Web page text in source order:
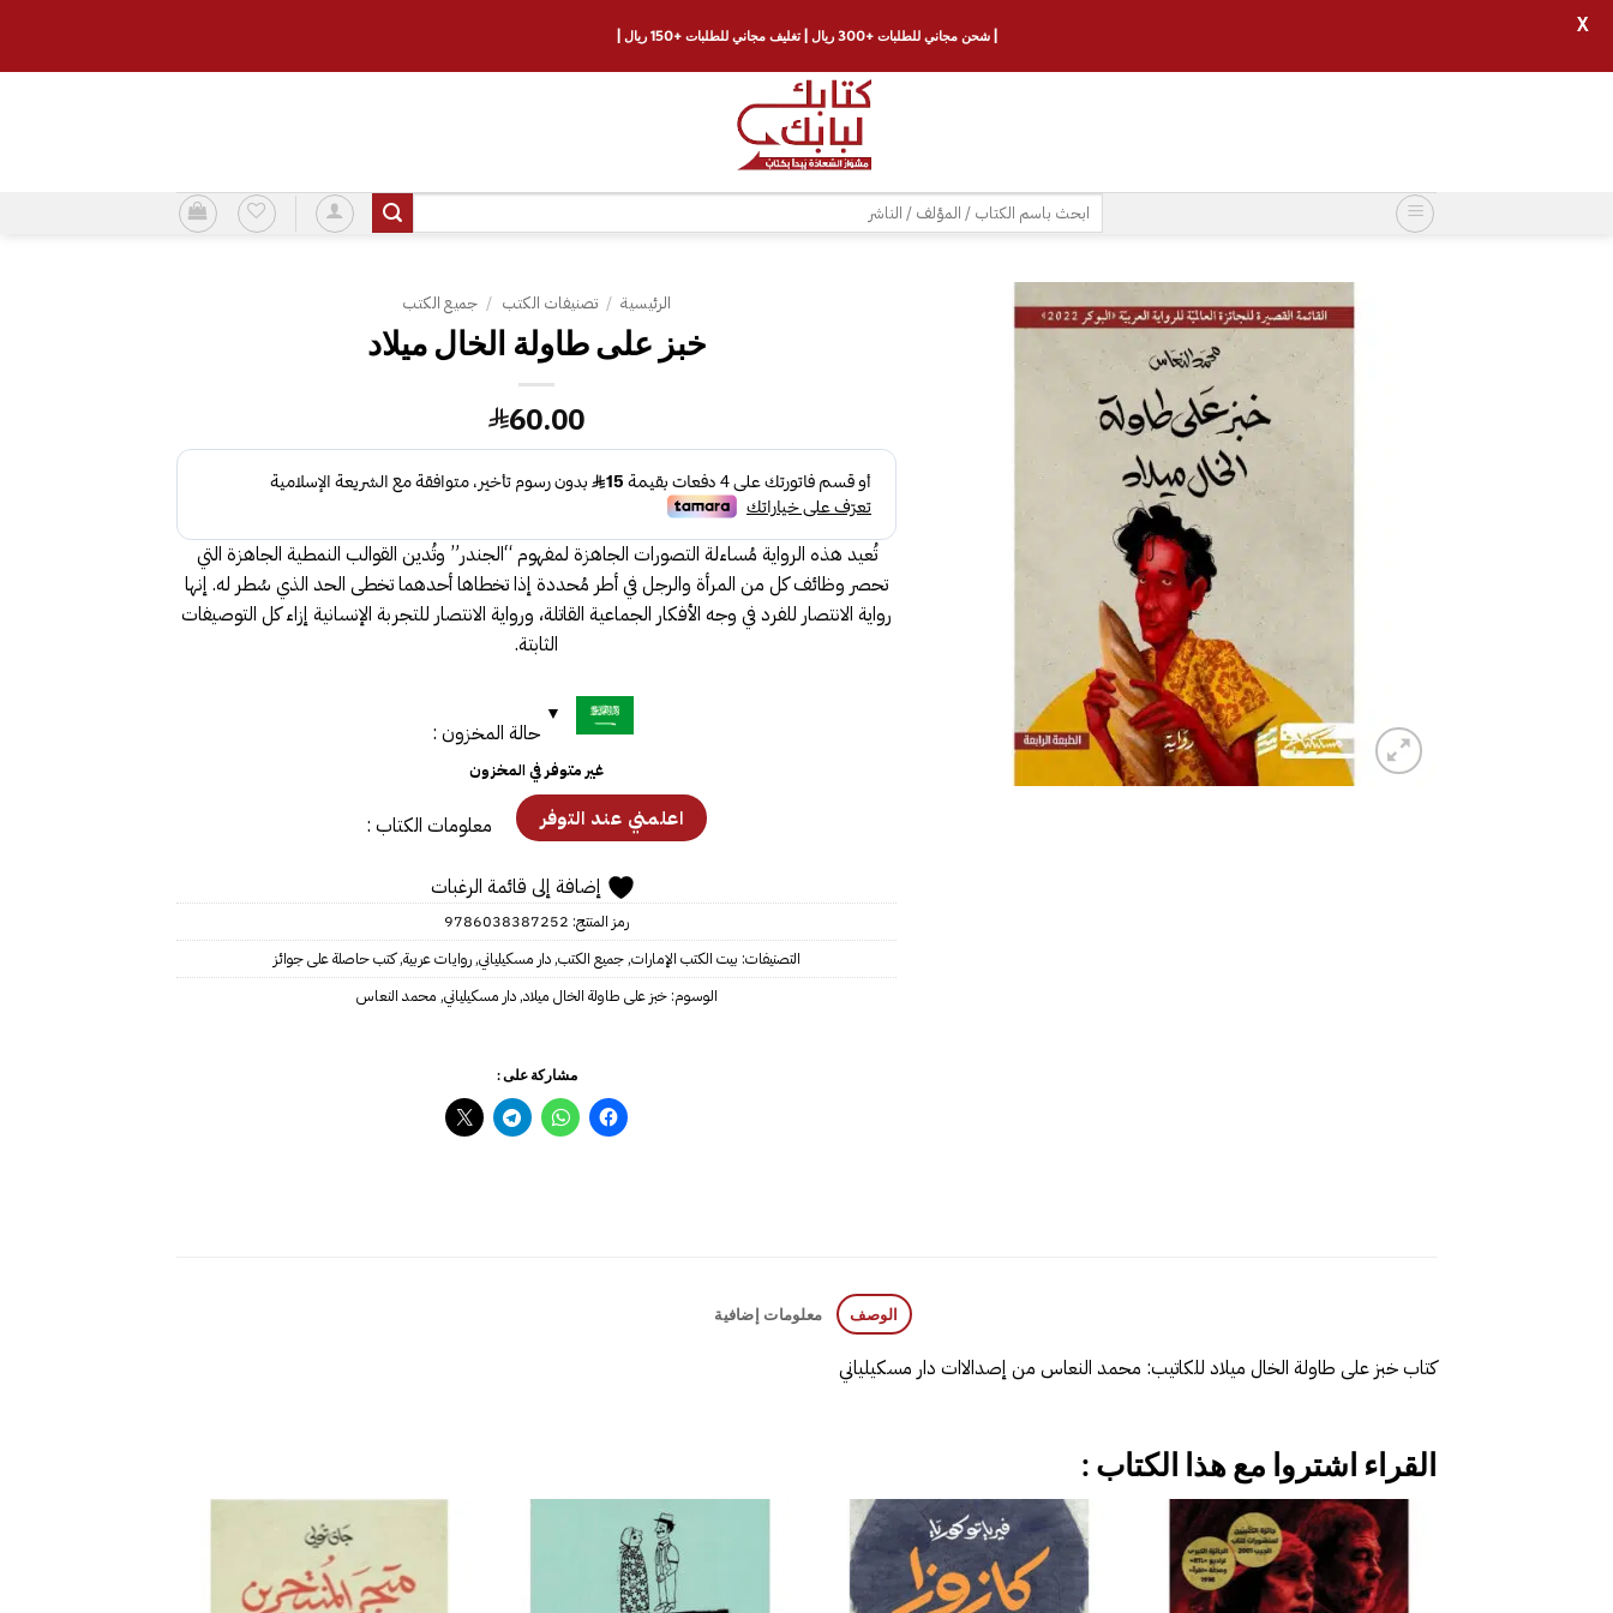
البحث
عن:
الرئيسية / تصنيفات الكتب / جميع الكتب
خبز على طاولة الخال ميلاد
60.00
تُعيد هذه الرواية مُساءلة التصورات الجاهزة لمفهوم “الجندر” وتُدين القوالب النمطية الجاهزة التي
تحصر وظائف كل من المرأة والرجل في أطر مُحددة إذا تخطاها أحدهما تخطى الحد الذي سُطر له. إنها
رواية الانتصار للفرد في وجه الأفكار الجماعية القاتلة، ورواية الانتصار للتجربة الإنسانية إزاء كل التوصيفات
الثابتة.
حالة المخزون :
غير متوفر في المخزون
معلومات الكتاب :
إضافة إلى قائمة الرغبات
رمز المنتج: 9786038387252
التصنيفات: بيت الكتب الإمارات,جميع الكتب,دار مسكيلياني,روايات عربية,كتب حاصلة على جوائز
الوسوم:خبز على طاولة الخال ميلاد,دار مسكيلياني, محمد النعاس
مشاركة على :
الوصف معلومات إضافية
كتاب خبز على طاولة الخال ميلاد للكاتيب: محمد النعاس‎ من إصدالاات دار مسكيلياني
القراء اشتروا مع هذا الكتاب :
إضافة
قائمة
إضافة
قائمة
| شحن مجاني للطلبات +300 ريال | تغليف مجاني للطلبات +150 ريال | X